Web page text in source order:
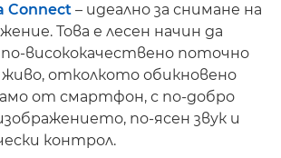
Connect – идеално за снимане на
Това е лесен начин да
висококачествено поточно
живо, отколкото обикновено
от смартфон, с по-добро
по-ясен звук и
контрол.